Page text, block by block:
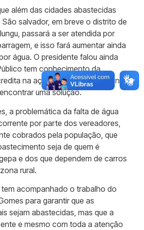
além das cidades abastecidas
salvador, em breve o distrito de
passará a ser atendida por
e isso fará aumentar ainda
água. O presidente falou ainda
tem conhecimento da
na ação do órgão para reunir
uma solução.
a problemática da falta de água
por parte dos vereadores,
cobrados pela população, que
seja de quem é
e dos que dependem de carros
rural.
tem acompanhado o trabalho do
para garantir que as
sejam abastecidas, mas que a
e mesmo com toda a atenção